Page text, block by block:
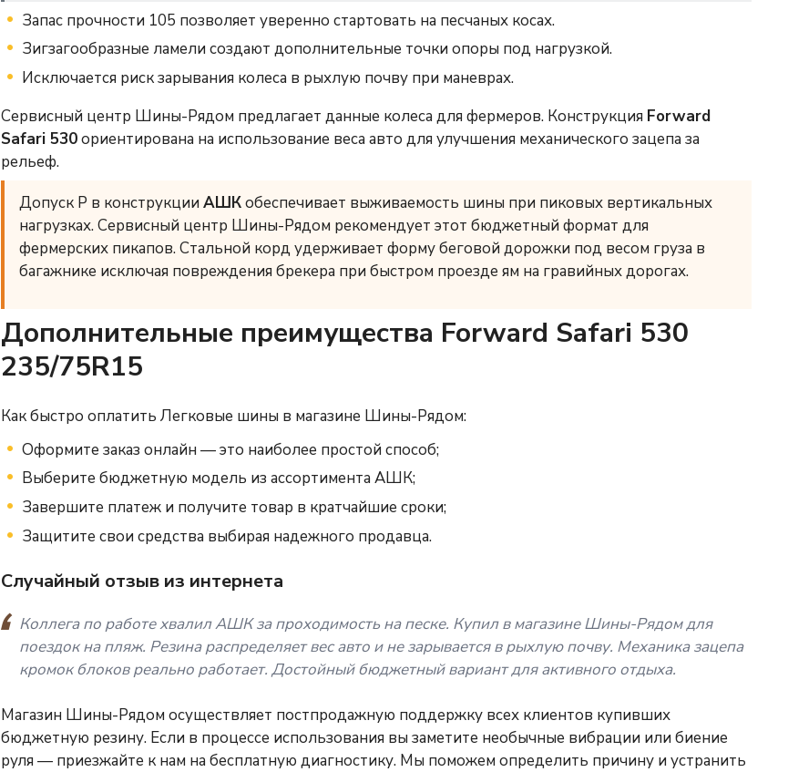
Запас прочности 105 позволяет уверенно стартовать на песчаных косах.
Зигзагообразные ламели создают дополнительные точки опоры под нагрузкой.
Исключается риск зарывания колеса в рыхлую почву при маневрах.
Сервисный центр Шины-Рядом предлагает данные колеса для фермеров. Конструкция Forward
Safari 530ориентирована на использование веса авто для улучшения механического зацепа за
рельеф.
Допуск P в конструкции АШКобеспечивает выживаемость шины при пиковых вертикальных
нагрузках. Сервисный центр Шины-Рядом рекомендует этот бюджетный формат для
фермерских пикапов. Стальной корд удерживает форму беговой дорожки под весом груза в
багажнике исключая повреждения брекера при быстром проезде ям на гравийных дорогах.
Дополнительные преимущества Forward Safari 530
235/75R15
Как быстро оплатить Легковые шины в магазине Шины-Рядом:
Оформите заказ онлайн — это наиболее простой способ;
Выберите бюджетную модель из ассортимента АШК;
Завершите платеж и получите товар в кратчайшие сроки;
Защитите свои средства выбирая надежного продавца.
Случайный отзыв из интернета
Коллега по работе хвалил АШК за проходимость на песке. Купил в магазине Шины-Рядом для
поездок на пляж. Резина распределяет вес авто и не зарывается в рыхлую почву. Механика зацепа
кромок блоков реально работает. Достойный бюджетный вариант для активного отдыха.
Магазин Шины-Рядом осуществляет постпродажную поддержку всех клиентов купивших
бюджетную резину. Если в процессе использования вы заметите необычные вибрации или биение
руля — приезжайте к нам на бесплатную диагностику. Мы поможем определить причину и устранить